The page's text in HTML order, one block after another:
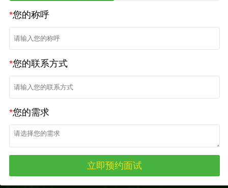
*您的称呼
*您的联系方式
*您的需求